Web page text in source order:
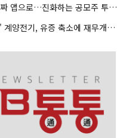
리딩방 막으니 가짜 앱으로…진화하는 공모주 투자사기
'부채비율 955%' 계양전기, 유증 축소에 재무개선 효과 '뚝'